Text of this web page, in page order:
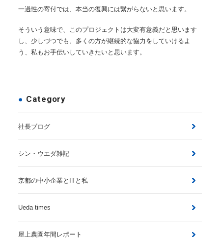
一過性の寄付では、本当の復興には繋がらないと思います。
そういう意味で、このプロジェクトは大変有意義だと思います
し、少しづつでも、多くの方が継続的な協力をしていけるよ
う、私もお手伝いしていきたいと思います。
Category
社長ブログ
シン・ウエダ雑記
京都の中小企業とITと私
Ueda times
屋上農園年間レポート